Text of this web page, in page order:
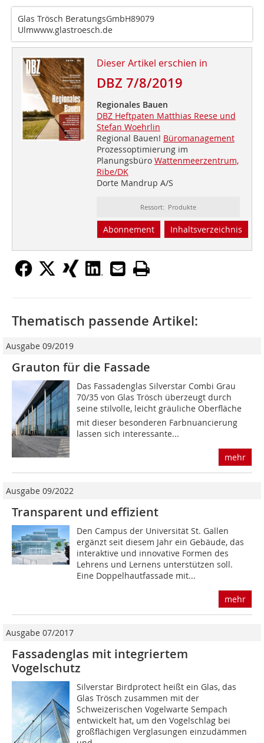
Glas Trösch BeratungsGmbH89079
Ulmwww.glastroesch.de
Dieser Artikel erschien in
DBZ 7/8/2019
Regionales Bauen
DBZ Heftpaten Matthias Reese und
Stefan Woehrlin
Regional Bauen! Büromanagement
Prozessoptimierung im
Planungsbüro Wattenmeerzentrum,
Ribe/DK
Dorte Mandrup A/S
Ressort: Produkte
Abonnement Inhaltsverzeichnis
Thematisch passende Artikel:
Ausgabe 09/2019
Grauton für die Fassade
Das Fassadenglas Silverstar Combi Grau
70/35 von Glas Trösch überzeugt durch
seine stilvolle, leicht gräuliche Oberfläche 
mit dieser besonderen Farbnuancierung
lassen sich interessante...
mehr
Ausgabe 09/2022
Transparent und effizient
Den Campus der Universität St. Gallen
ergänzt seit diesem Jahr ein Gebäude, das
interaktive und innovative Formen des
Lehrens und Lernens unterstützen soll.
Eine Doppelhautfassade mit...
mehr
Ausgabe 07/2017
Fassadenglas mit integriertem
Vogelschutz
Silverstar Birdprotect heißt ein Glas, das
Glas Trösch zusammen mit der
Schweizerischen Vogelwarte Sempach
entwickelt hat, um den Vogelschlag bei
großflächigen Verglasungen einzudämmen